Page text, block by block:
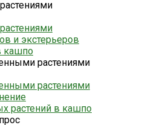
и экстерьеров
кашпо
растениями
растениями
растений в кашпо